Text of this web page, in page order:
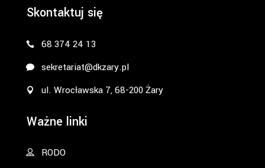
Skontaktuj się
68 374 24 13
sekretariat@dkzary.pl
ul. Wrocławska 7, 68-200 Żary
Ważne linki
RODO